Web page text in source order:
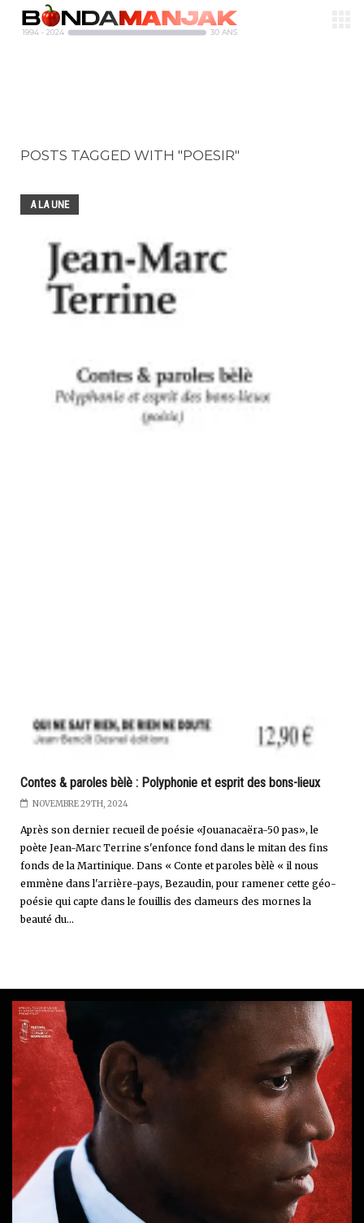
POSTS TAGGED WITH "POESIR"
A LA UNE
Contes & paroles bèlè : Polyphonie et esprit des bons-lieux
NOVEMBRE 29TH, 2024
Après son dernier recueil de poésie «Jouanacaëra-50 pas», le
poète Jean-Marc Terrine s'enfonce fond dans le mitan des fins
fonds de la Martinique. Dans « Conte et paroles bèlè « il nous
emmène dans l'arrière-pays, Bezaudin, pour ramener cette géo-
poésie qui capte dans le fouillis des clameurs des mornes la
beauté du...